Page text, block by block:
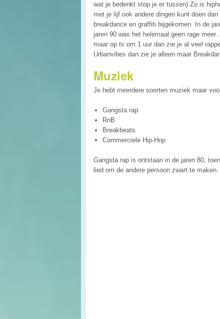
wat je bedenkt stop je er tussen) Zo is
met je lijf ook andere dingen kunt doen
breakdance en graffiti bijgekomen. In de
jaren 90 was het helemaal geen rage
maar op tv om 1 uur dan zie je al veel
Urbanvibes dan zie je alleen maar
Muziek
Je hebt meerdere soorten muziek maar
Gangsta rap
RnB
Breakbeats
Commerciele Hip-Hop
Gangsta rap is ontstaan in de jaren 80,
lied om de andere persoon zwart te